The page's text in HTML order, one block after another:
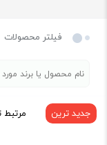
فیلتر محصولات
دسته بندی
جدید ترین مرتبط